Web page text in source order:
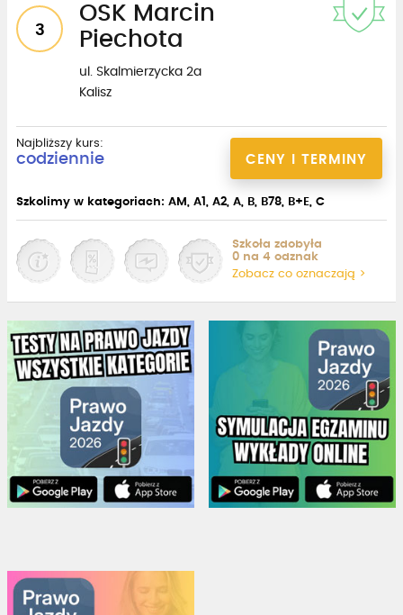
3
OSK Marcin
Piechota
ul. Skalmierzycka 2a
Kalisz
CENY I TERMINY
Najbliższy kurs:
codziennie
Szkolimy w kategoriach: AM, A1, A2, A, B, B78, B+E, C
Szkoła zdobyła
0 na 4 odznak
Zobacz co oznaczają >